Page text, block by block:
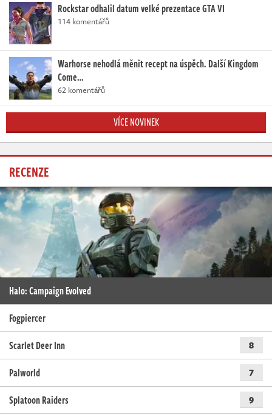
Rockstar odhalil datum velké prezentace GTA VI
114 komentářů
Warhorse nehodlá měnit recept na úspěch. Další Kingdom
Come…
62 komentářů
VÍCE NOVINEK
RECENZE
Halo: Campaign Evolved
Fogpiercer
Scarlet Deer Inn
8
Palworld 7
Splatoon Raiders 9